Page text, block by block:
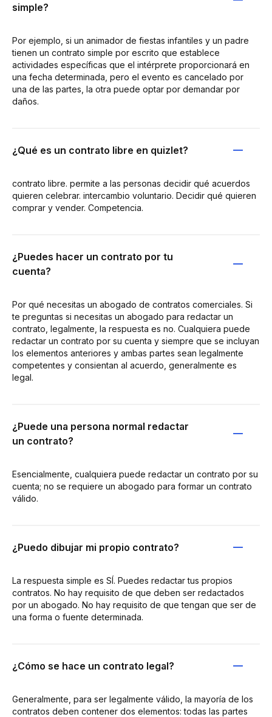
simple?
Por ejemplo, si un animador de fiestas infantiles y un padre
tienen un contrato simple por escrito que establece
actividades específicas que el intérprete proporcionará en
una fecha determinada, pero el evento es cancelado por
una de las partes, la otra puede optar por demandar por
daños.
¿Qué es un contrato libre en quizlet?
contrato libre. permite a las personas decidir qué acuerdos
quieren celebrar. intercambio voluntario. Decidir qué quieren
comprar y vender. Competencia.
¿Puedes hacer un contrato por tu
cuenta?
Por qué necesitas un abogado de contratos comerciales. Si
te preguntas si necesitas un abogado para redactar un
contrato, legalmente, la respuesta es no. Cualquiera puede
redactar un contrato por su cuenta y siempre que se incluyan
los elementos anteriores y ambas partes sean legalmente
competentes y consientan al acuerdo, generalmente es
legal.
¿Puede una persona normal redactar
un contrato?
Esencialmente, cualquiera puede redactar un contrato por su
cuenta; no se requiere un abogado para formar un contrato
válido.
¿Puedo dibujar mi propio contrato?
La respuesta simple es SÍ. Puedes redactar tus propios
contratos. No hay requisito de que deben ser redactados
por un abogado. No hay requisito de que tengan que ser de
una forma o fuente determinada.
¿Cómo se hace un contrato legal?
Generalmente, para ser legalmente válido, la mayoría de los
contratos deben contener dos elementos: todas las partes